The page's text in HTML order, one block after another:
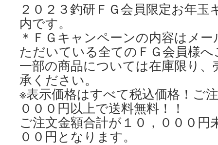
キ
プ
２０２３釣研ＦＧ会員限定お年
内です。
＊ＦＧキャンペーンの内容はメ
ただいている全てのＦＧ会員様
一部の商品については在庫限り
承ください。
※表示価格はすべて税込価格！ご
０００円以上で送料無料！！
ご注文金額合計が１０，０００円
００円となります。